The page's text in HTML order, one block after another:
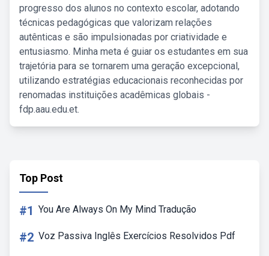
progresso dos alunos no contexto escolar, adotando
técnicas pedagógicas que valorizam relações
autênticas e são impulsionadas por criatividade e
entusiasmo. Minha meta é guiar os estudantes em sua
trajetória para se tornarem uma geração excepcional,
utilizando estratégias educacionais reconhecidas por
renomadas instituições acadêmicas globais -
fdp.aau.edu.et.
Top Post
#1 You Are Always On My Mind Tradução
#2 Voz Passiva Inglês Exercícios Resolvidos Pdf